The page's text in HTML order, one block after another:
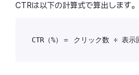
CTRは以下の計算式で算出します。